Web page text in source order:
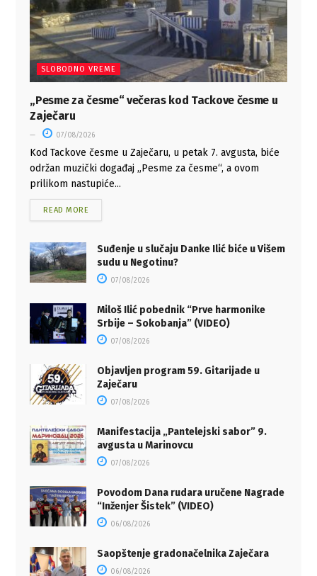
SLOBODNO VREME
„Pesme za česme“ večeras kod Tackove česme u
Zaječaru
07/08/2026
Kod Tackove česme u Zaječaru, u petak 7. avgusta, biće
održan muzički događaj „Pesme za česme“, a ovom
prilikom nastupiće...
READ MORE
Suđenje u slučaju Danke Ilić biće u Višem
sudu u Negotinu?
07/08/2026
Miloš Ilić pobednik “Prve harmonike
Srbije – Sokobanja” (VIDEO)
07/08/2026
Objavljen program 59. Gitarijade u
Zaječaru
07/08/2026
Manifestacija „Pantelejski sabor” 9.
avgusta u Marinovcu
07/08/2026
Povodom Dana rudara uručene Nagrade
“Inženjer Šistek” (VIDEO)
06/08/2026
Saopštenje gradonačelnika Zaječara
06/08/2026